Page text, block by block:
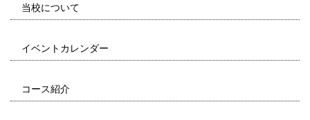
当校について
イベントカレンダー
コース紹介